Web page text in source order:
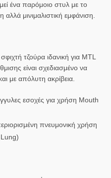
ένα παρόμοιο στυλ με το
μινιμαλιστική εμφάνιση.
τζούρα ιδανική για MTL
είναι σχεδιασμένο να
με απόλυτη ακρίβεια.
εσοχές για χρήση Mouth
πνευμονική χρήση